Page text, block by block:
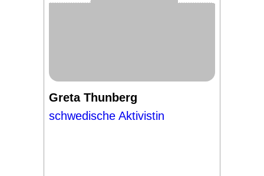
Greta Thunberg
schwedische Aktivistin